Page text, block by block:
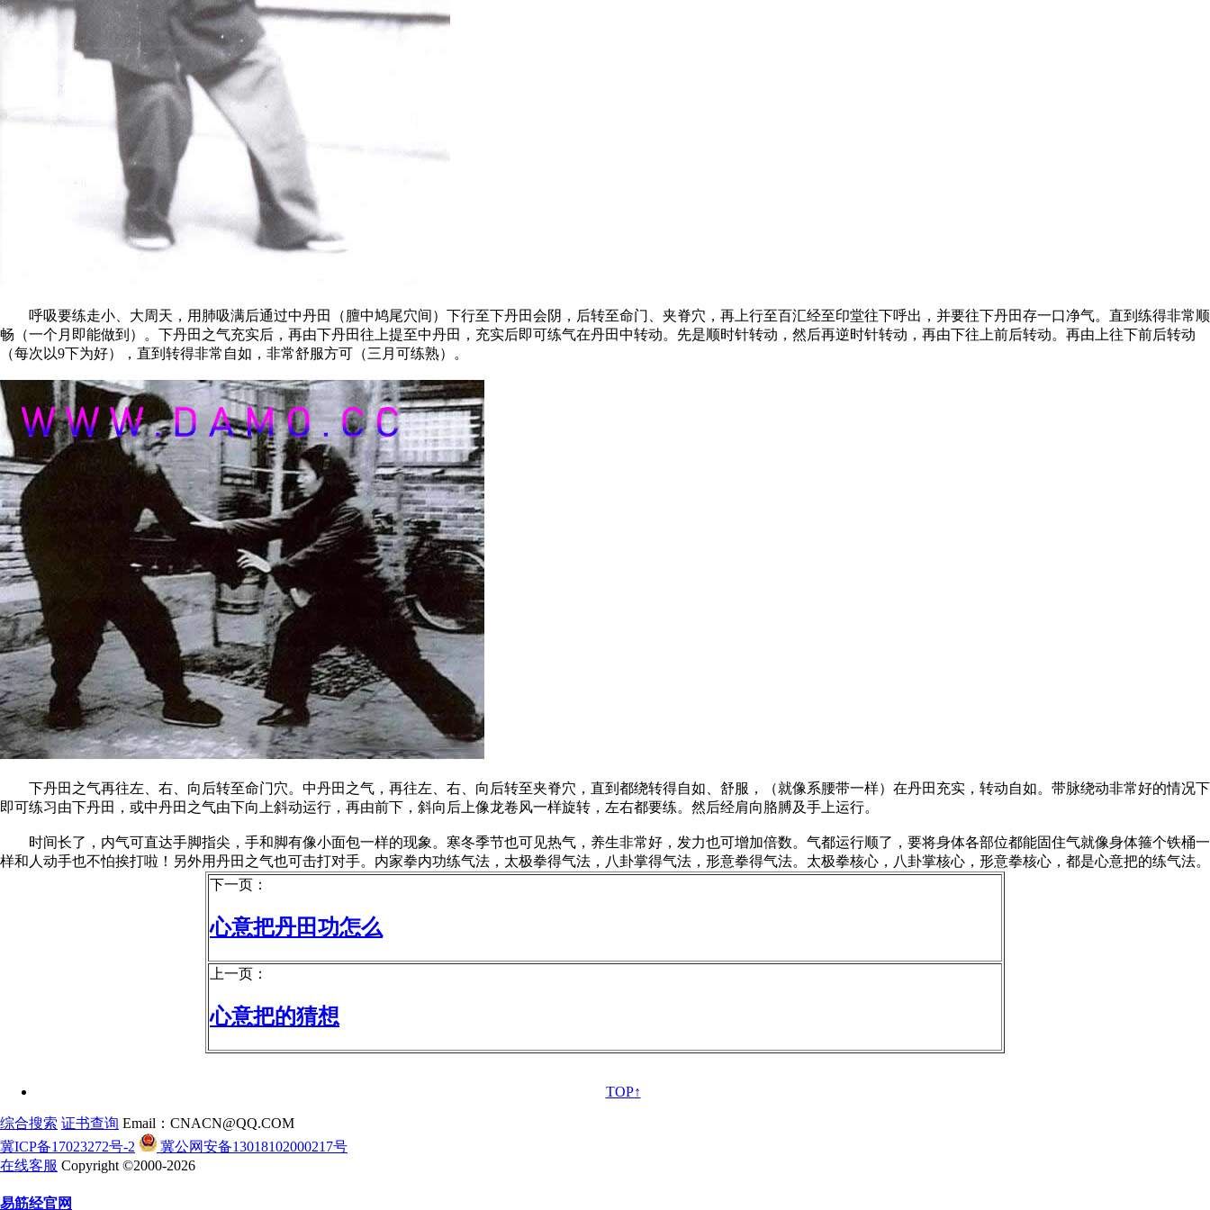
呼吸要练走小、大周天，用肺吸满后通过中丹田（膻中鸠尾穴间）下行至下丹田会阴，后转至命门、夹脊穴，再上行至百汇经至印堂往下呼出，并要往下丹田存一口净气。直到练得非常顺
畅（一个月即能做到）。下丹田之气充实后，再由下丹田往上提至中丹田，充实后即可练气在丹田中转动。先是顺时针转动，然后再逆时针转动，再由下往上前后转动。再由上往下前后转动
（每次以9下为好），直到转得非常自如，非常舒服方可（三月可练熟）。
下丹田之气再往左、右、向后转至命门穴。中丹田之气，再往左、右、向后转至夹脊穴，直到都绕转得自如、舒服，（就像系腰带一样）在丹田充实，转动自如。带脉绕动非常好的情况下
即可练习由下丹田，或中丹田之气由下向上斜动运行，再由前下，斜向后上像龙卷风一样旋转，左右都要练。然后经肩向胳膊及手上运行。
时间长了，内气可直达手脚指尖，手和脚有像小面包一样的现象。寒冬季节也可见热气，养生非常好，发力也可增加倍数。气都运行顺了，要将身体各部位都能固住气就像身体箍个铁桶一
样和人动手也不怕挨打啦！另外用丹田之气也可击打对手。内家拳内功练气法，太极拳得气法，八卦掌得气法，形意拳得气法。太极拳核心，八卦掌核心，形意拳核心，都是心意把的练气法。
下一页：
心意把丹田功怎么
上一页：
心意把的猜想
TOP↑
综合搜索 证书查询 Email：CNACN@QQ.COM
冀ICP备17023272号-2
冀公网安备13018102000217号
在线客服 Copyright ©2000-2026
易筋经官网